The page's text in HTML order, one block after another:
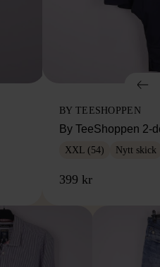
BY TEESHOPPEN
By TeeShoppen 2-
XXL (54) Nytt skick
399 kr